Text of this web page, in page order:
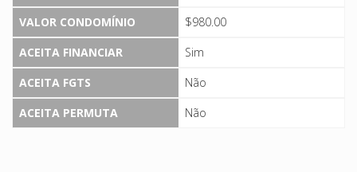
VALOR CONDOMÍNIO
$980.00
ACEITA FINANCIAR
Sim
ACEITA FGTS
Não
ACEITA PERMUTA
Não